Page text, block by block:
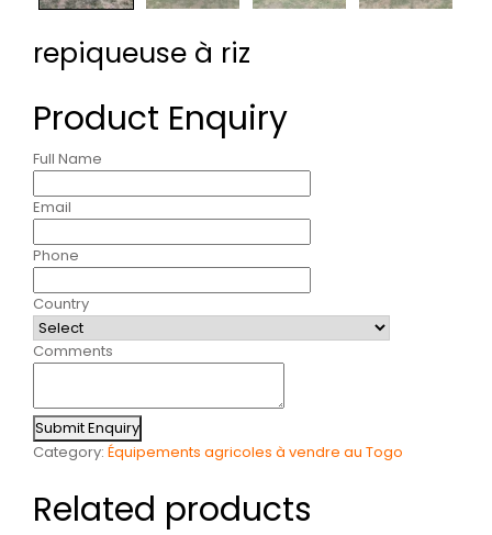
repiqueuse à riz
Product Enquiry
Full Name
Email
Phone
Country
Comments
Submit Enquiry
Category: Équipements agricoles à vendre au Togo
Related products